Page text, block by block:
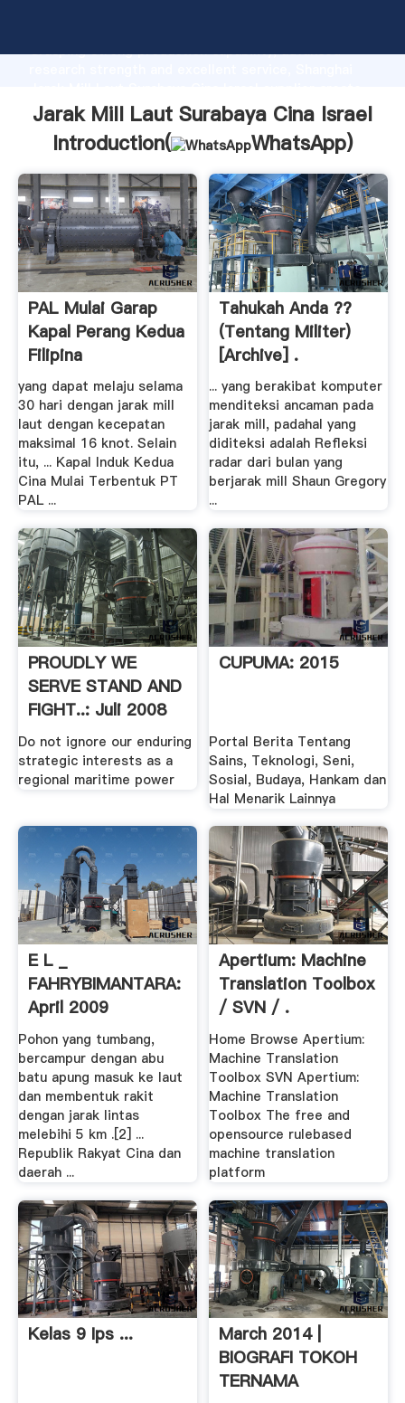
Grasping strong production capability, advanced
the value and bring values to all of customers.
Jarak Mill Laut Surabaya Cina Israel
Introduction(
WhatsApp)
PAL Mulai Garap
Kapal Perang Kedua
Filipina
yang dapat melaju selama
30 hari dengan jarak mill
laut dengan kecepatan
maksimal 16 knot. Selain
itu, ... Kapal Induk Kedua
Cina Mulai Terbentuk PT
PAL ...
Tahukah Anda ??
(Tentang Militer)
[Archive] .
... yang berakibat komputer
menditeksi ancaman pada
jarak mill, padahal yang
diditeksi adalah Refleksi
radar dari bulan yang
berjarak mill Shaun Gregory
...
PROUDLY WE
SERVE STAND AND
FIGHT..: Juli 2008
Do not ignore our enduring
strategic interests as a
regional maritime power
CUPUMA: 2015
Portal Berita Tentang
Sains, Teknologi, Seni,
Sosial, Budaya, Hankam dan
Hal Menarik Lainnya
E L _
FAHRYBIMANTARA:
April 2009
Pohon yang tumbang,
bercampur dengan abu
batu apung masuk ke laut
dan membentuk rakit
dengan jarak lintas
melebihi 5 km .[2] ...
Republik Rakyat Cina dan
daerah ...
Apertium: Machine
Translation Toolbox
/ SVN / .
Home Browse Apertium:
Machine Translation
Toolbox SVN Apertium:
Machine Translation
Toolbox The free and
opensource rulebased
machine translation
platform
Kelas 9 Ips ...
March 2014 |
BIOGRAFI TOKOH
TERNAMA